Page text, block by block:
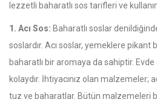
lezzetli baharatlı sos tarifleri ve
1. Acı Sos: Baharatlı soslar
soslardır. Acı soslar, yemeklere pikant
baharatlı bir aromaya da sahiptir.
kolaydır. İhtiyacınız olan malzemeler;
tuz ve baharatlar. Bütün malzemeleri